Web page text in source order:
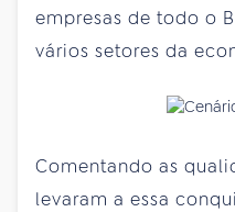
empresas de todo o
vários setores da
Comentando as
levaram a essa